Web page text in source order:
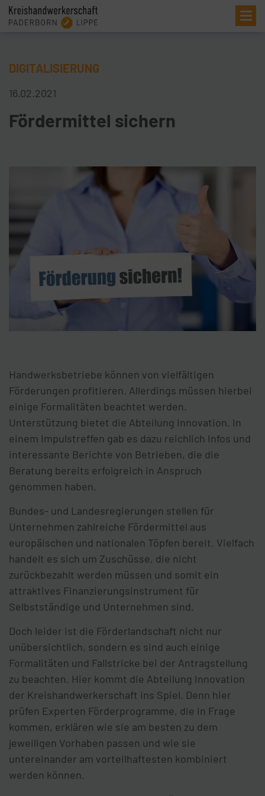
DIGITALISIERUNG
16.02.2021
Fördermittel sichern
Handwerksbetriebe können von vielfältigen
Förderungen profitieren. Allerdings müssen hierbei
einige Formalitäten beachtet werden.
Unterstützung bietet die Abteilung Innovation. In
einem Impulstreffen gab es dazu reichlich Infos und
interessante Berichte von Betrieben, die die
Beratung bereits erfolgreich in Anspruch
genommen haben.
Bundes- und Landesregierungen stellen für
Unternehmen zahlreiche Fördermittel aus
europäischen und nationalen Töpfen bereit. Vielfach
handelt es sich um Zuschüsse, die nicht
zurückbezahlt werden müssen und somit ein
attraktives Finanzierungsinstrument für
Selbstständige und Unternehmen sind.
Doch leider ist die Förderlandschaft nicht nur
unübersichtlich, sondern es sind auch einige
Formalitäten und Fallstricke bei der Antragstellung
zu beachten. Hier kommt die Abteilung Innovation
der Kreishandwerkerschaft ins Spiel. Denn hier
prüfen Experten Förderprogramme, die in Frage
kommen, erklären wie sie am besten zu dem
jeweiligen Vorhaben passen und wie sie
untereinander am vorteilhaftesten kombiniert
werden können.